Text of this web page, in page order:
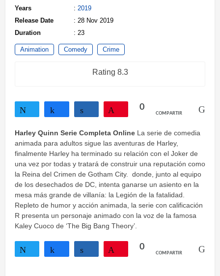
Years
: 2019
Release Date
: 28 Nov 2019
Duration
: 23
Animation Comedy Crime
Rating 8.3
0
COMPARTIR
Harley Quinn Serie Completa Online La serie de comedia
animada para adultos sigue las aventuras de Harley,
finalmente Harley ha terminado su relación con el Joker de
una vez por todas y tratará de construir una reputación como
la Reina del Crimen de Gotham City. donde, junto al equipo
de los desechados de DC, intenta ganarse un asiento en la
mesa más grande de villanía: la Legión de la fatalidad.
Repleto de humor y acción animada, la serie con calificación
R presenta un personaje animado con la voz de la famosa
Kaley Cuoco de ‘The Big Bang Theory’.
0
COMPARTIR